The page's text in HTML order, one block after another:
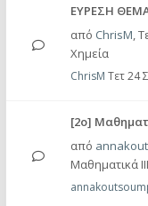
ΕΥΡΕΣΗ
από ChrisM,
Χημεία
ChrisM Τετ 24
[2ο]
από
Μαθηματικά